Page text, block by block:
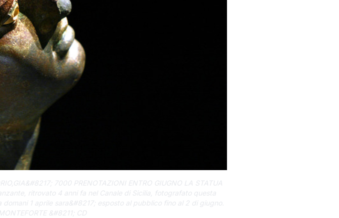
7000 PRENOTAZIONI ENTRO GIUGNO LA STATUA
ritrovato 4 anni fa nel Canale di Sicilia, fotografato questa
1 aprile sara&#8217; esposto al pubblico fino al 2 di giugno.
&#8211; CD